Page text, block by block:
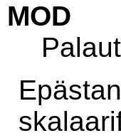
MOD